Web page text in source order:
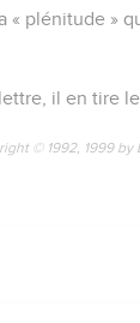
« plénitude »
il en tire
© 1992, 1999